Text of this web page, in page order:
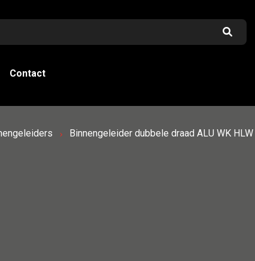
Contact
Binnengeleider dubbele draad ALU WK